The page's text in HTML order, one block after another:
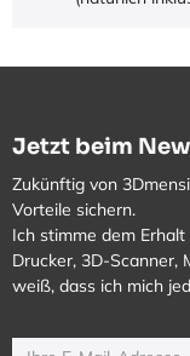
Jetzt beim
Zukünftig von
Vorteile sichern.
Ich stimme dem
Drucker, 3D-Scanner,
weiß, dass ich mich